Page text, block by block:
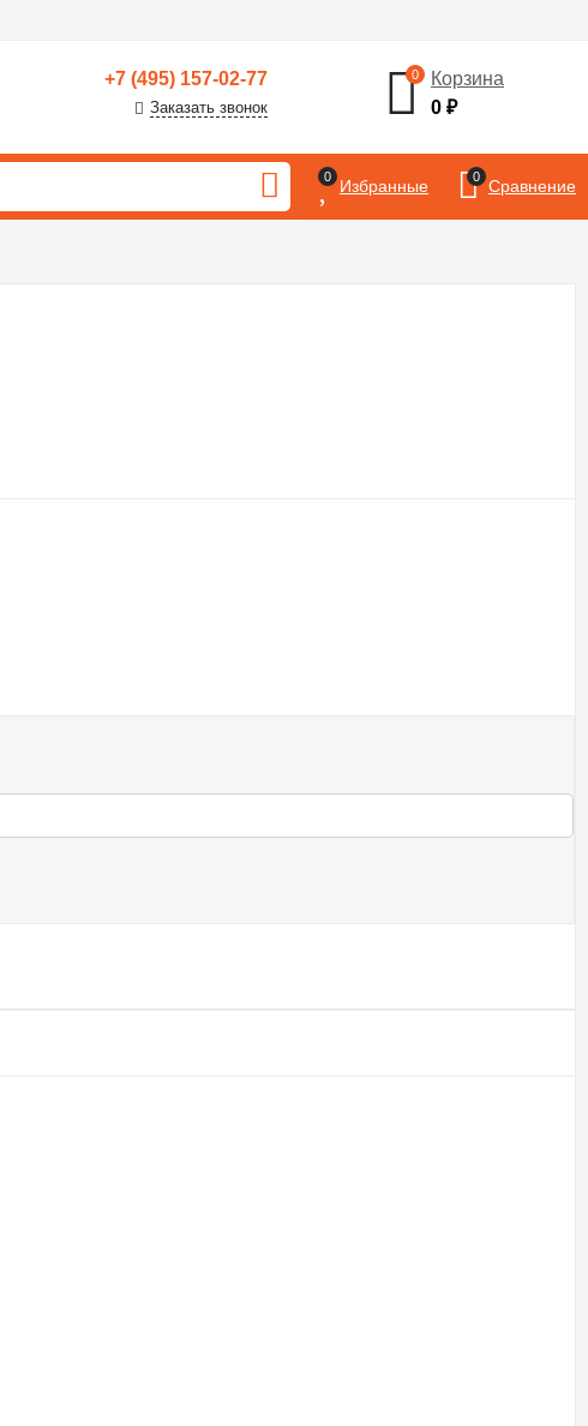
+7 (495) 157-02-77
Заказать звонок
0
Корзина
0₽
0 Избранные 0 Сравнение